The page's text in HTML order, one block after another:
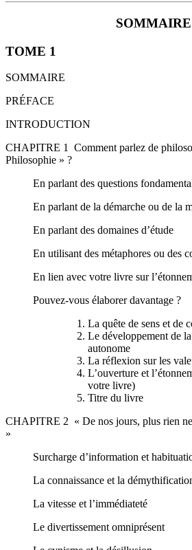
SOMMAIRE
TOME 1
SOMMAIRE
PRÉFACE
INTRODUCTION
CHAPITRE 1 Comment parlez de
Philosophie » ?
En parlant des questions
En parlant de la démarche ou de la
En parlant des domaines d’étude
En utilisant des métaphores ou des
En lien avec votre livre sur
Pouvez-vous élaborer davantage ?
La quête de sens et de
Le développement de
autonome
La réflexion sur les
L’ouverture et
votre livre)
Titre du livre
CHAPITRE 2 « De nos jours, plus rien
»
Surcharge d’information et
La connaissance et la
La vitesse et l’immédiateté
Le divertissement omniprésent